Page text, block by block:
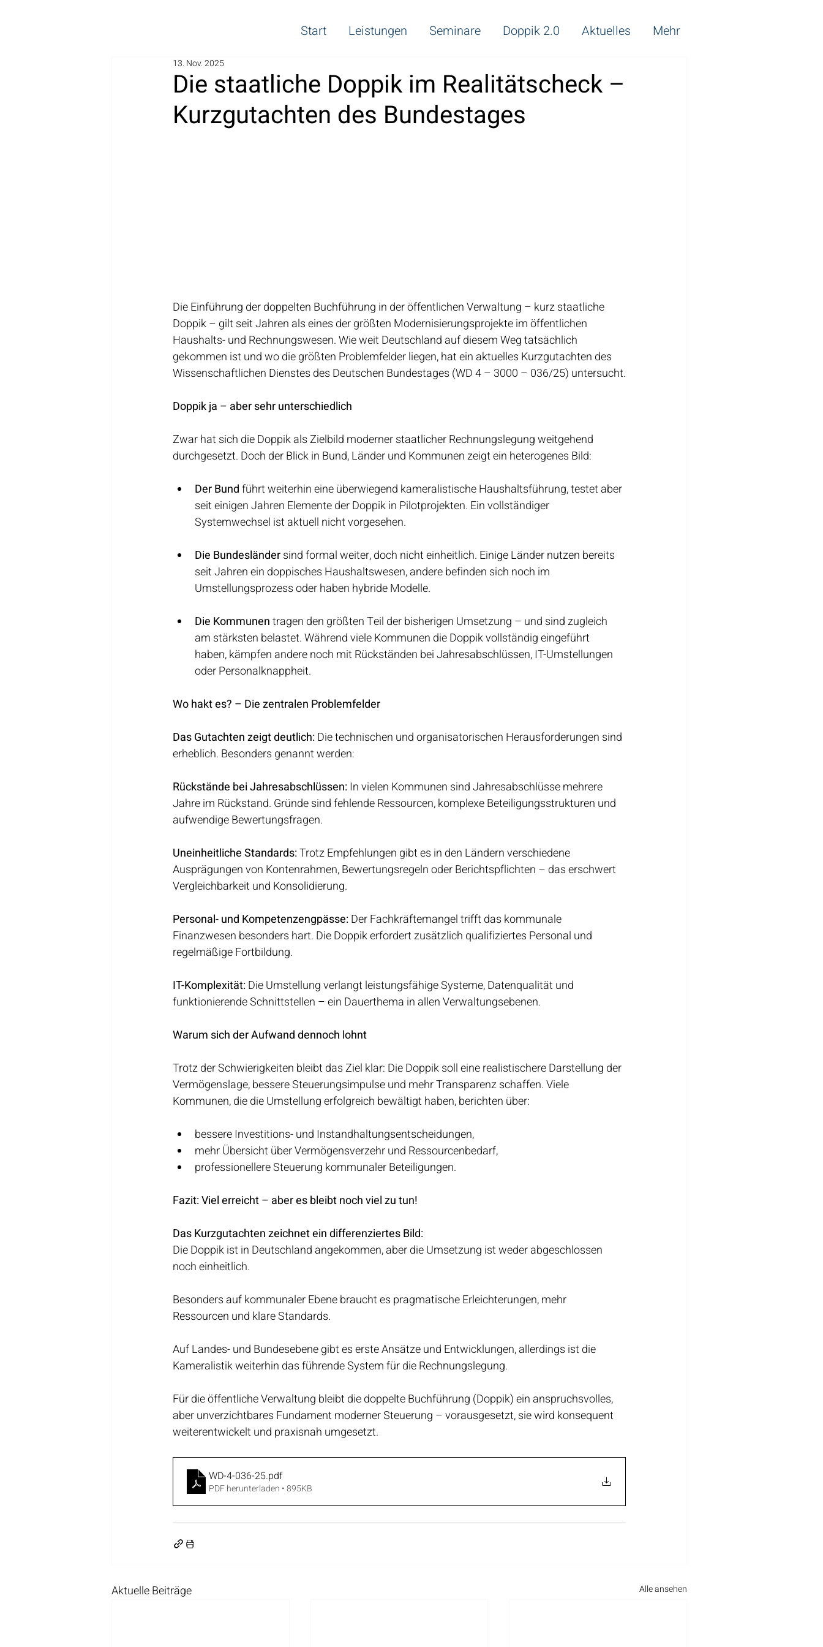
Start Leistungen Seminare Doppik 2.0 Aktuelles Mehr
Die staatliche Doppik im Realitätscheck –
Kurzgutachten des Bundestages
13. Nov. 2025
Die Einführung der doppelten Buchführung in der öffentlichen Verwaltung – kurz staatliche
Doppik – gilt seit Jahren als eines der größten Modernisierungsprojekte im öffentlichen
Haushalts- und Rechnungswesen. Wie weit Deutschland auf diesem Weg tatsächlich
gekommen ist und wo die größten Problemfelder liegen, hat ein aktuelles Kurzgutachten des
Wissenschaftlichen Dienstes des Deutschen Bundestages (WD 4 – 3000 – 036/25) untersucht.
Doppik ja – aber sehr unterschiedlich
Zwar hat sich die Doppik als Zielbild moderner staatlicher Rechnungslegung weitgehend
durchgesetzt. Doch der Blick in Bund, Länder und Kommunen zeigt ein heterogenes Bild:
Der Bund führt weiterhin eine überwiegend kameralistische Haushaltsführung, testet aber
seit einigen Jahren Elemente der Doppik in Pilotprojekten. Ein vollständiger
Systemwechsel ist aktuell nicht vorgesehen.
Die Bundesländer sind formal weiter, doch nicht einheitlich. Einige Länder nutzen bereits
seit Jahren ein doppisches Haushaltswesen, andere befinden sich noch im
Umstellungsprozess oder haben hybride Modelle.
Die Kommunen tragen den größten Teil der bisherigen Umsetzung – und sind zugleich
am stärksten belastet. Während viele Kommunen die Doppik vollständig eingeführt
haben, kämpfen andere noch mit Rückständen bei Jahresabschlüssen, IT-Umstellungen
oder Personalknappheit.
Wo hakt es? – Die zentralen Problemfelder
Das Gutachten zeigt deutlich: Die technischen und organisatorischen Herausforderungen sind
erheblich. Besonders genannt werden:
Rückstände bei Jahresabschlüssen: In vielen Kommunen sind Jahresabschlüsse mehrere
Jahre im Rückstand. Gründe sind fehlende Ressourcen, komplexe Beteiligungsstrukturen und
aufwendige Bewertungsfragen.
Uneinheitliche Standards: Trotz Empfehlungen gibt es in den Ländern verschiedene
Ausprägungen von Kontenrahmen, Bewertungsregeln oder Berichtspflichten – das erschwert
Vergleichbarkeit und Konsolidierung.
Personal- und Kompetenzengpässe: Der Fachkräftemangel trifft das kommunale
Finanzwesen besonders hart. Die Doppik erfordert zusätzlich qualifiziertes Personal und
regelmäßige Fortbildung.
IT-Komplexität: Die Umstellung verlangt leistungsfähige Systeme, Datenqualität und
funktionierende Schnittstellen – ein Dauerthema in allen Verwaltungsebenen.
Warum sich der Aufwand dennoch lohnt
Trotz der Schwierigkeiten bleibt das Ziel klar: Die Doppik soll eine realistischere Darstellung der
Vermögenslage, bessere Steuerungsimpulse und mehr Transparenz schaffen. Viele
Kommunen, die die Umstellung erfolgreich bewältigt haben, berichten über:
bessere Investitions- und Instandhaltungsentscheidungen,
mehr Übersicht über Vermögensverzehr und Ressourcenbedarf,
professionellere Steuerung kommunaler Beteiligungen.
Fazit: Viel erreicht – aber es bleibt noch viel zu tun!
Das Kurzgutachten zeichnet ein differenziertes Bild:
Die Doppik ist in Deutschland angekommen, aber die Umsetzung ist weder abgeschlossen
noch einheitlich.
Besonders auf kommunaler Ebene braucht es pragmatische Erleichterungen, mehr
Ressourcen und klare Standards.
Auf Landes- und Bundesebene gibt es erste Ansätze und Entwicklungen, allerdings ist die
Kameralistik weiterhin das führende System für die Rechnungslegung.
Für die öffentliche Verwaltung bleibt die doppelte Buchführung (Doppik) ein anspruchsvolles,
aber unverzichtbares Fundament moderner Steuerung – vorausgesetzt, sie wird konsequent
weiterentwickelt und praxisnah umgesetzt.
WD-4-036-25.pdf
PDF herunterladen • 895KB
Aktuelle Beiträge Alle ansehen